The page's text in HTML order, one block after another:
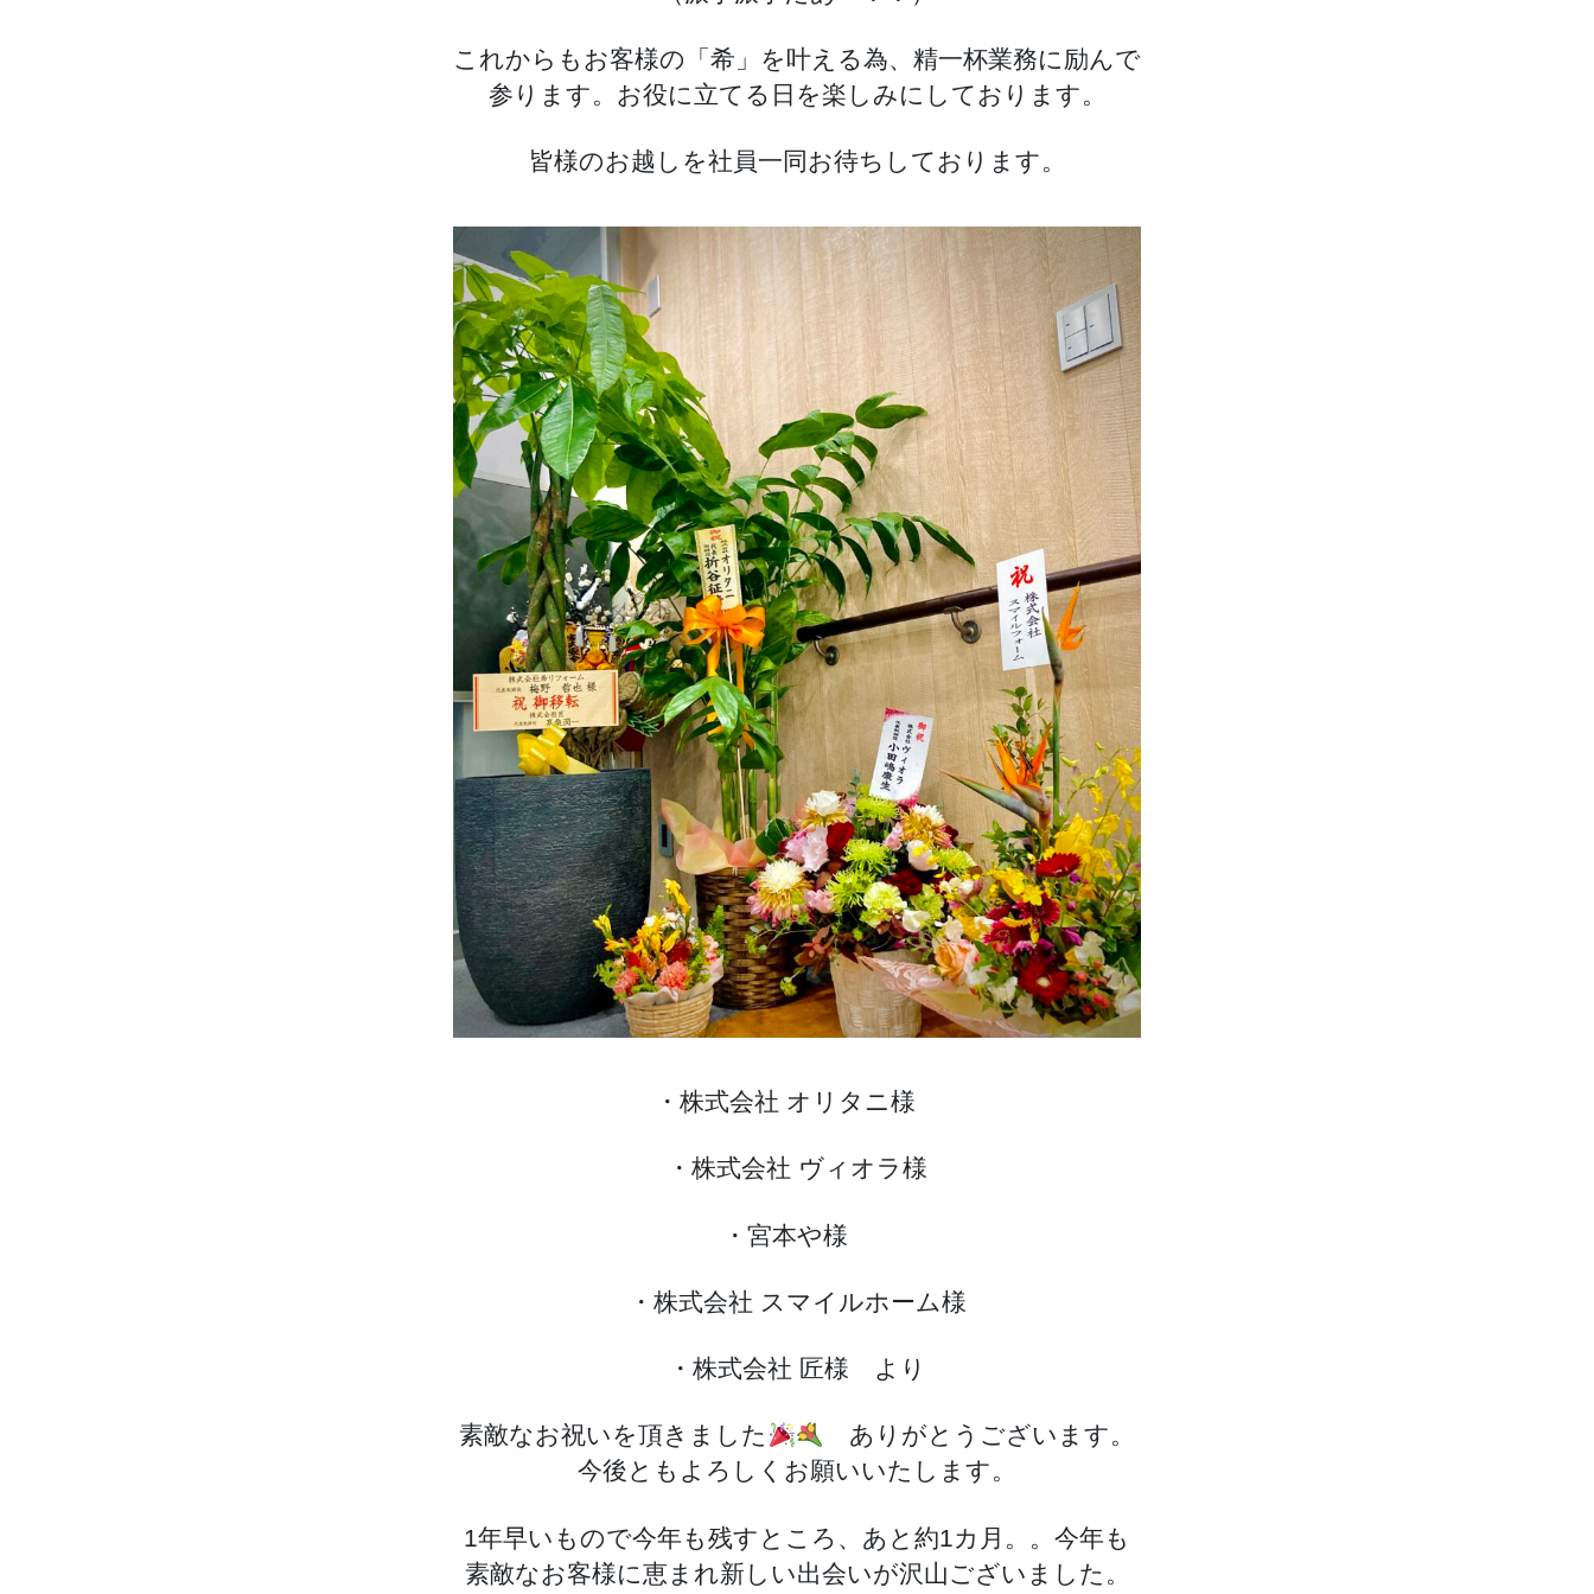
これからもお客様の「希」を叶える為、精一杯業務に励んで
参ります。お役に立てる日を楽しみにしております。
皆様のお越しを社員一同お待ちしております。
・株式会社 オリタニ様
・株式会社 ヴィオラ様
・宮本や様
・株式会社 スマイルホーム様
・株式会社 匠様 より
素敵なお祝いを頂きました
ありがとうございます。
今後ともよろしくお願いいたします。
1年早いもので今年も残すところ、あと約1カ月。。今年も
素敵なお客様に恵まれ新しい出会いが沢山ございました。